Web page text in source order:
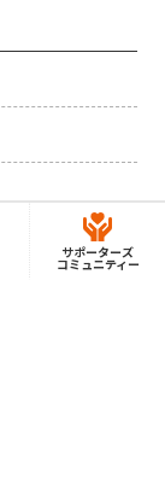
サポーターズ
コミュニティー